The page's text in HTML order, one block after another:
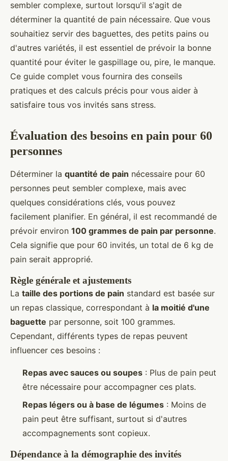
sembler complexe, surtout lorsqu'il s'agit de
déterminer la quantité de pain nécessaire. Que vous
souhaitiez servir des baguettes, des petits pains ou
d'autres variétés, il est essentiel de prévoir la bonne
quantité pour éviter le gaspillage ou, pire, le manque.
Ce guide complet vous fournira des conseils
pratiques et des calculs précis pour vous aider à
satisfaire tous vos invités sans stress.
Évaluation des besoins en pain pour 60
personnes
Déterminer la quantité de pain nécessaire pour 60
personnes peut sembler complexe, mais avec
quelques considérations clés, vous pouvez
facilement planifier. En général, il est recommandé de
prévoir environ 100 grammes de pain par personne.
Cela signifie que pour 60 invités, un total de 6 kg de
pain serait approprié.
Règle générale et ajustements
La taille des portions de pain standard est basée sur
un repas classique, correspondant à la moitié d'une
baguette par personne, soit 100 grammes.
Cependant, différents types de repas peuvent
influencer ces besoins :
Repas avec sauces ou soupes : Plus de pain peut
être nécessaire pour accompagner ces plats.
Repas légers ou à base de légumes : Moins de
pain peut être suffisant, surtout si d'autres
accompagnements sont copieux.
Dépendance à la démographie des invités